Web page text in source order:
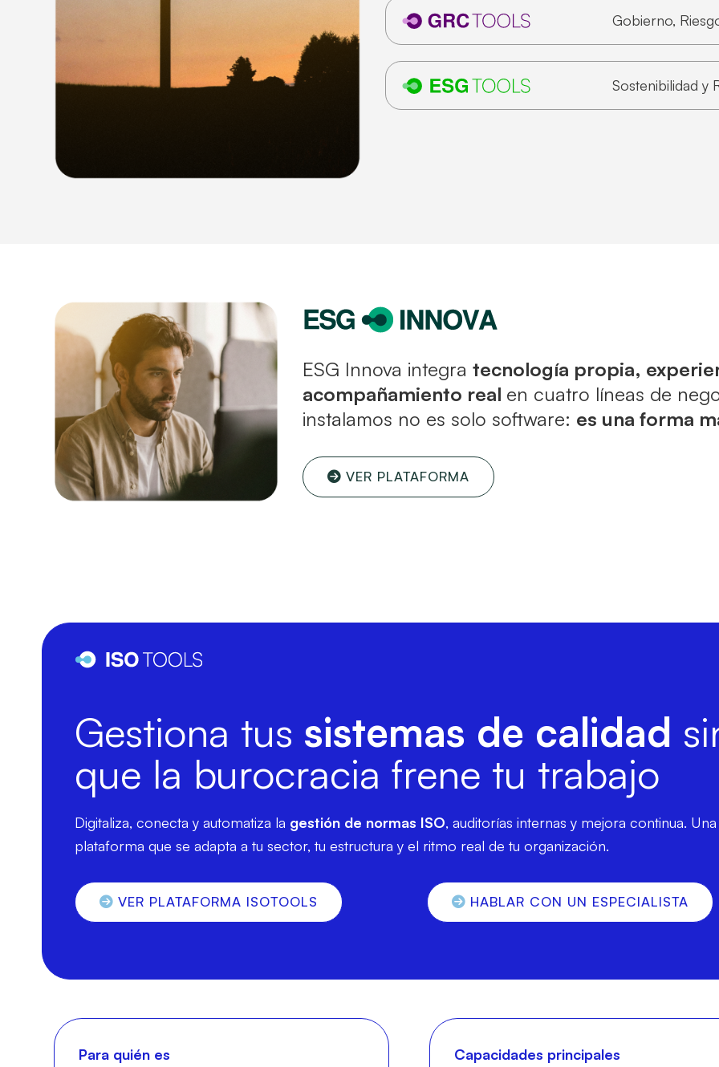
Gobierno,
Sostenibilidad y
ESG Innova integratecnología propia,
acompañamiento real en cuatro líneas de
instalamos no es solo software: es una forma
VER PLATAFORMA
Gestiona tus sistemas de calidad
que la burocracia frene tu trabajo
Digitaliza, conecta y automatiza la gestión de normas ISO, auditorías internas y mejora continua. Una
plataforma que se adapta a tu sector, tu estructura y el ritmo real de tu organización.
VER PLATAFORMA ISOTOOLS HABLAR CON UN ESPECIALISTA
Para quién es
Capacidades principales